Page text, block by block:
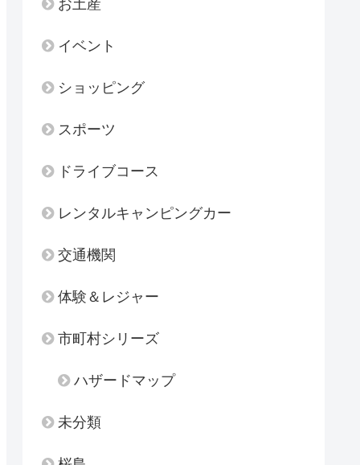
お土産
イベント
ショッピング
スポーツ
ドライブコース
レンタルキャンピングカー
交通機関
体験＆レジャー
市町村シリーズ
ハザードマップ
未分類